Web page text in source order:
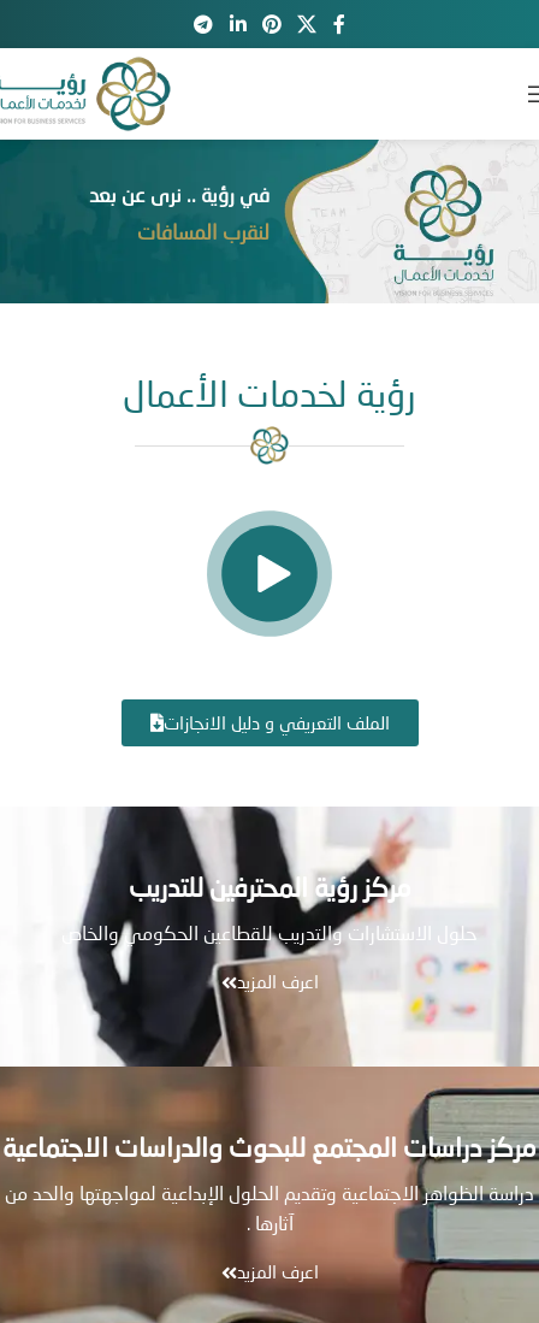
في رؤية .. نرى عن بعد
لنقرب المسافات
رؤية لخدمات الأعمال
الملف التعريفي و دليل الانجازات
مركز رؤية المحترفين للتدريب
حلول الاستشارات والتدريب للقطاعين الحكومي والخاص
اعرف المزيد
مركز دراسات المجتمع للبحوث والدراسات الاجتماعية
دراسة الظواهر الاجتماعية وتقديم الحلول الإبداعية لمواجهتها والحد من
آثارها .
اعرف المزيد